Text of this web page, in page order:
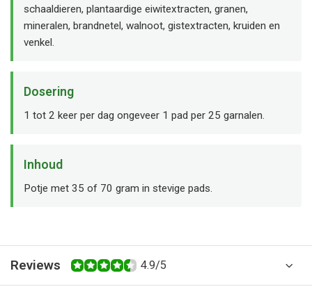
schaaldieren, plantaardige eiwitextracten, granen,
mineralen, brandnetel, walnoot, gistextracten, kruiden en
venkel.
Dosering
1 tot 2 keer per dag ongeveer 1 pad per 25 garnalen.
Inhoud
Potje met 35 of 70 gram in stevige pads.
Reviews 4.9/5